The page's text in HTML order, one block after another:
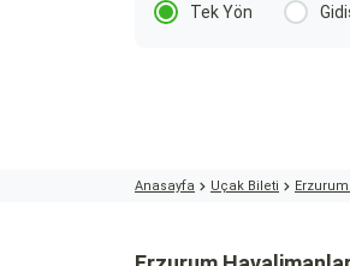
Tek Yön
Anasayfa Uçak Bileti